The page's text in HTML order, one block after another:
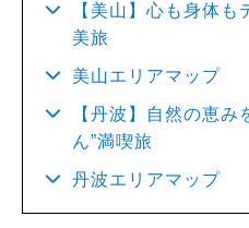
【美⼭】心も身体
美旅
美山エリアマップ
【丹波】⾃然の恵み
ん”満喫旅
丹波エリアマップ